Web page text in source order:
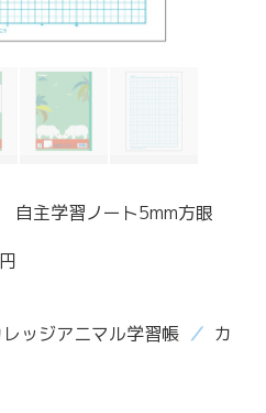
自主学習ノート5mm方眼
円
レッジアニマル学習帳
カ